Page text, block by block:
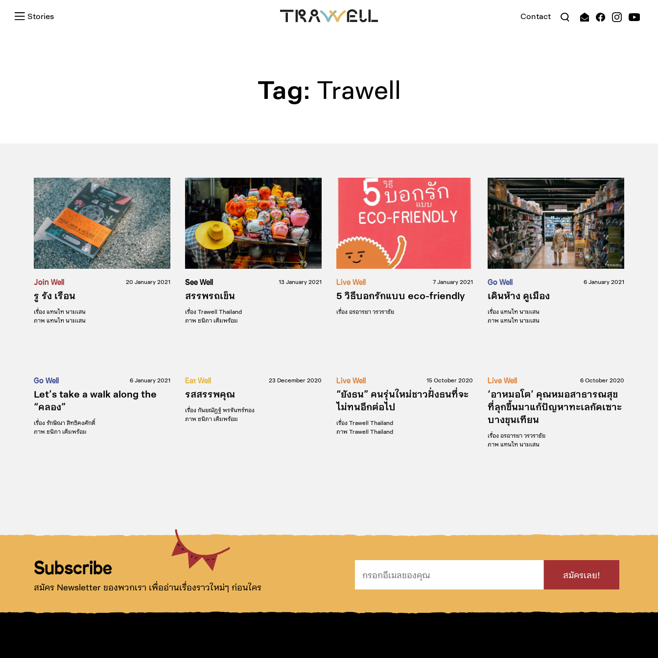
Stories Contact
Tag: Trawell
Join Well 20 January 2021
รู รัง เรือน
เรื่อง แทนไท นามเสน
ภาพ แทนไท นามเสน
See Well 13 January 2021
สรรพรถเข็น
เรื่อง Trawell Thailand
ภาพ ชนิภา เต็มพร้อม
Live Well 7 January 2021
5 วิธีบอกรักแบบ eco-friendly
เรื่อง อรอารยา วรวราชัย
Go Well 6 January 2021
เดินห้าง ดูเมือง
เรื่อง แทนไท นามเสน
ภาพ แทนไท นามเสน
Eat Well 23 December 2020
รสสรรพคุณ
เรื่อง กันยณัฏฐ์ พรจันทร์ทอง
ภาพ ชนิภา เต็มพร้อม
Live Well 15 October 2020
“ยังธน” คนรุ่นใหม่ชาวฝั่งธนที่จะ
ไม่ทนอีกต่อไป
เรื่อง Trawell Thailand
ภาพ Trawell Thailand
Live Well 6 October 2020
‘อาหมอโต’ คุณหมอสาธารณสุข
ที่ลุกขึ้นมาแก้ปัญหาทะเลกัดเซาะ
บางขุนเทียน
เรื่องอรอารยา วรวราชัย
ภาพ แทนไท นามเสน